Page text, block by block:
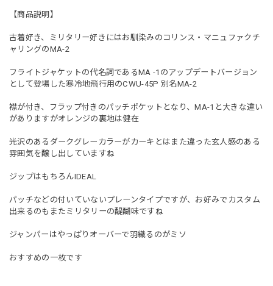
【商品説明】
古着好き、ミリタリー好きにはお馴染みのコリンス・マニュファクチ
ャリングのMA-2
フライトジャケットの代名詞であるMA -1のアップデートバージョン
として登場した寒冷地飛行用のCWU-45P 別名MA-2
襟が付き、フラップ付きのパッチポケットとなり、MA-1と大きな違い
がありますがオレンジの裏地は健在
光沢のあるダークグレーカラーがカーキとはまた違った玄人感のある
雰囲気を醸し出していますね
ジップはもちろんIDEAL
パッチなどの付いていないプレーンタイプですが、お好みでカスタム
出来るのもまたミリタリーの醍醐味ですね
ジャンパーはやっぱりオーバーで羽織るのがミソ
おすすめの一枚です